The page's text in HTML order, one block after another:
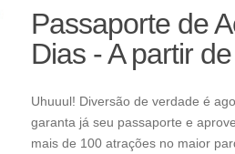
Passaporte de
Dias - A partir
Uhuuul! Diversão de verdade é
garanta já seu passaporte e
mais de 100 atrações no maior